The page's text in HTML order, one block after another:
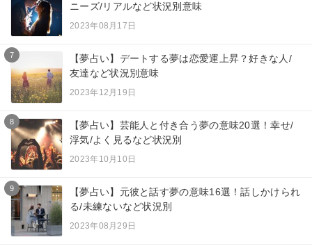
ニーズ/リアルなど状況別意味
2023年08月17日
7
【夢占い】デートする夢は恋愛運上昇？好きな人/
友達など状況別意味
2023年12月19日
8
【夢占い】芸能人と付き合う夢の意味20選！幸せ/
浮気/よく見るなど状況別
2023年10月10日
9
【夢占い】元彼と話す夢の意味16選！話しかけられ
る/未練ないなど状況別
2023年08月29日